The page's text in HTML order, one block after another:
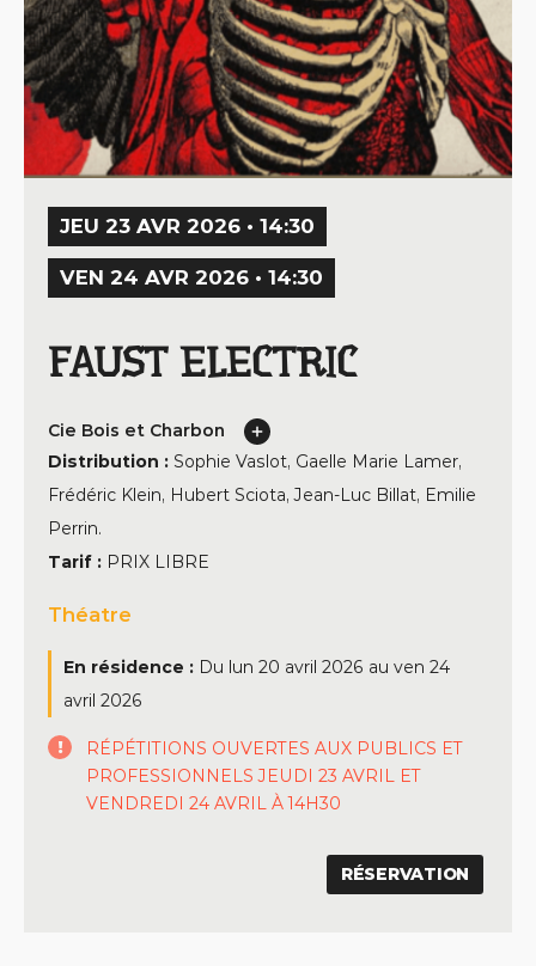
JEU 23 AVR 2026 • 14:30
VEN 24 AVR 2026 • 14:30
FAUST ELECTRIC
Cie Bois et Charbon
Distribution : Sophie Vaslot, Gaelle Marie Lamer,
Frédéric Klein, Hubert Sciota, Jean-Luc Billat, Emilie
Perrin.
Tarif : PRIX LIBRE
Théatre
En résidence : Du lun 20 avril 2026 au ven 24
avril 2026
RÉPÉTITIONS OUVERTES AUX PUBLICS ET
PROFESSIONNELS JEUDI 23 AVRIL ET
VENDREDI 24 AVRIL À 14H30
RÉSERVATION